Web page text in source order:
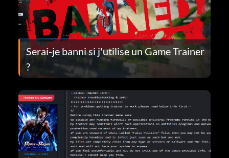
Serai-je banni si j'utilise un Game Trainer
?